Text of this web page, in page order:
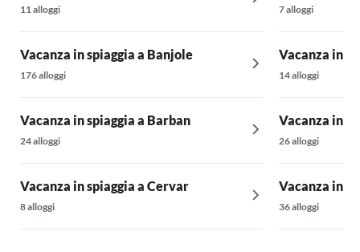
11 alloggi
Vacanza in spiaggia a Banjole
176 alloggi
Vacanza in spiaggia a Barban
24 alloggi
Vacanza in spiaggia a Cervar
8 alloggi
7 alloggi
Vacanza in
14 alloggi
Vacanza in
26 alloggi
Vacanza in
36 alloggi